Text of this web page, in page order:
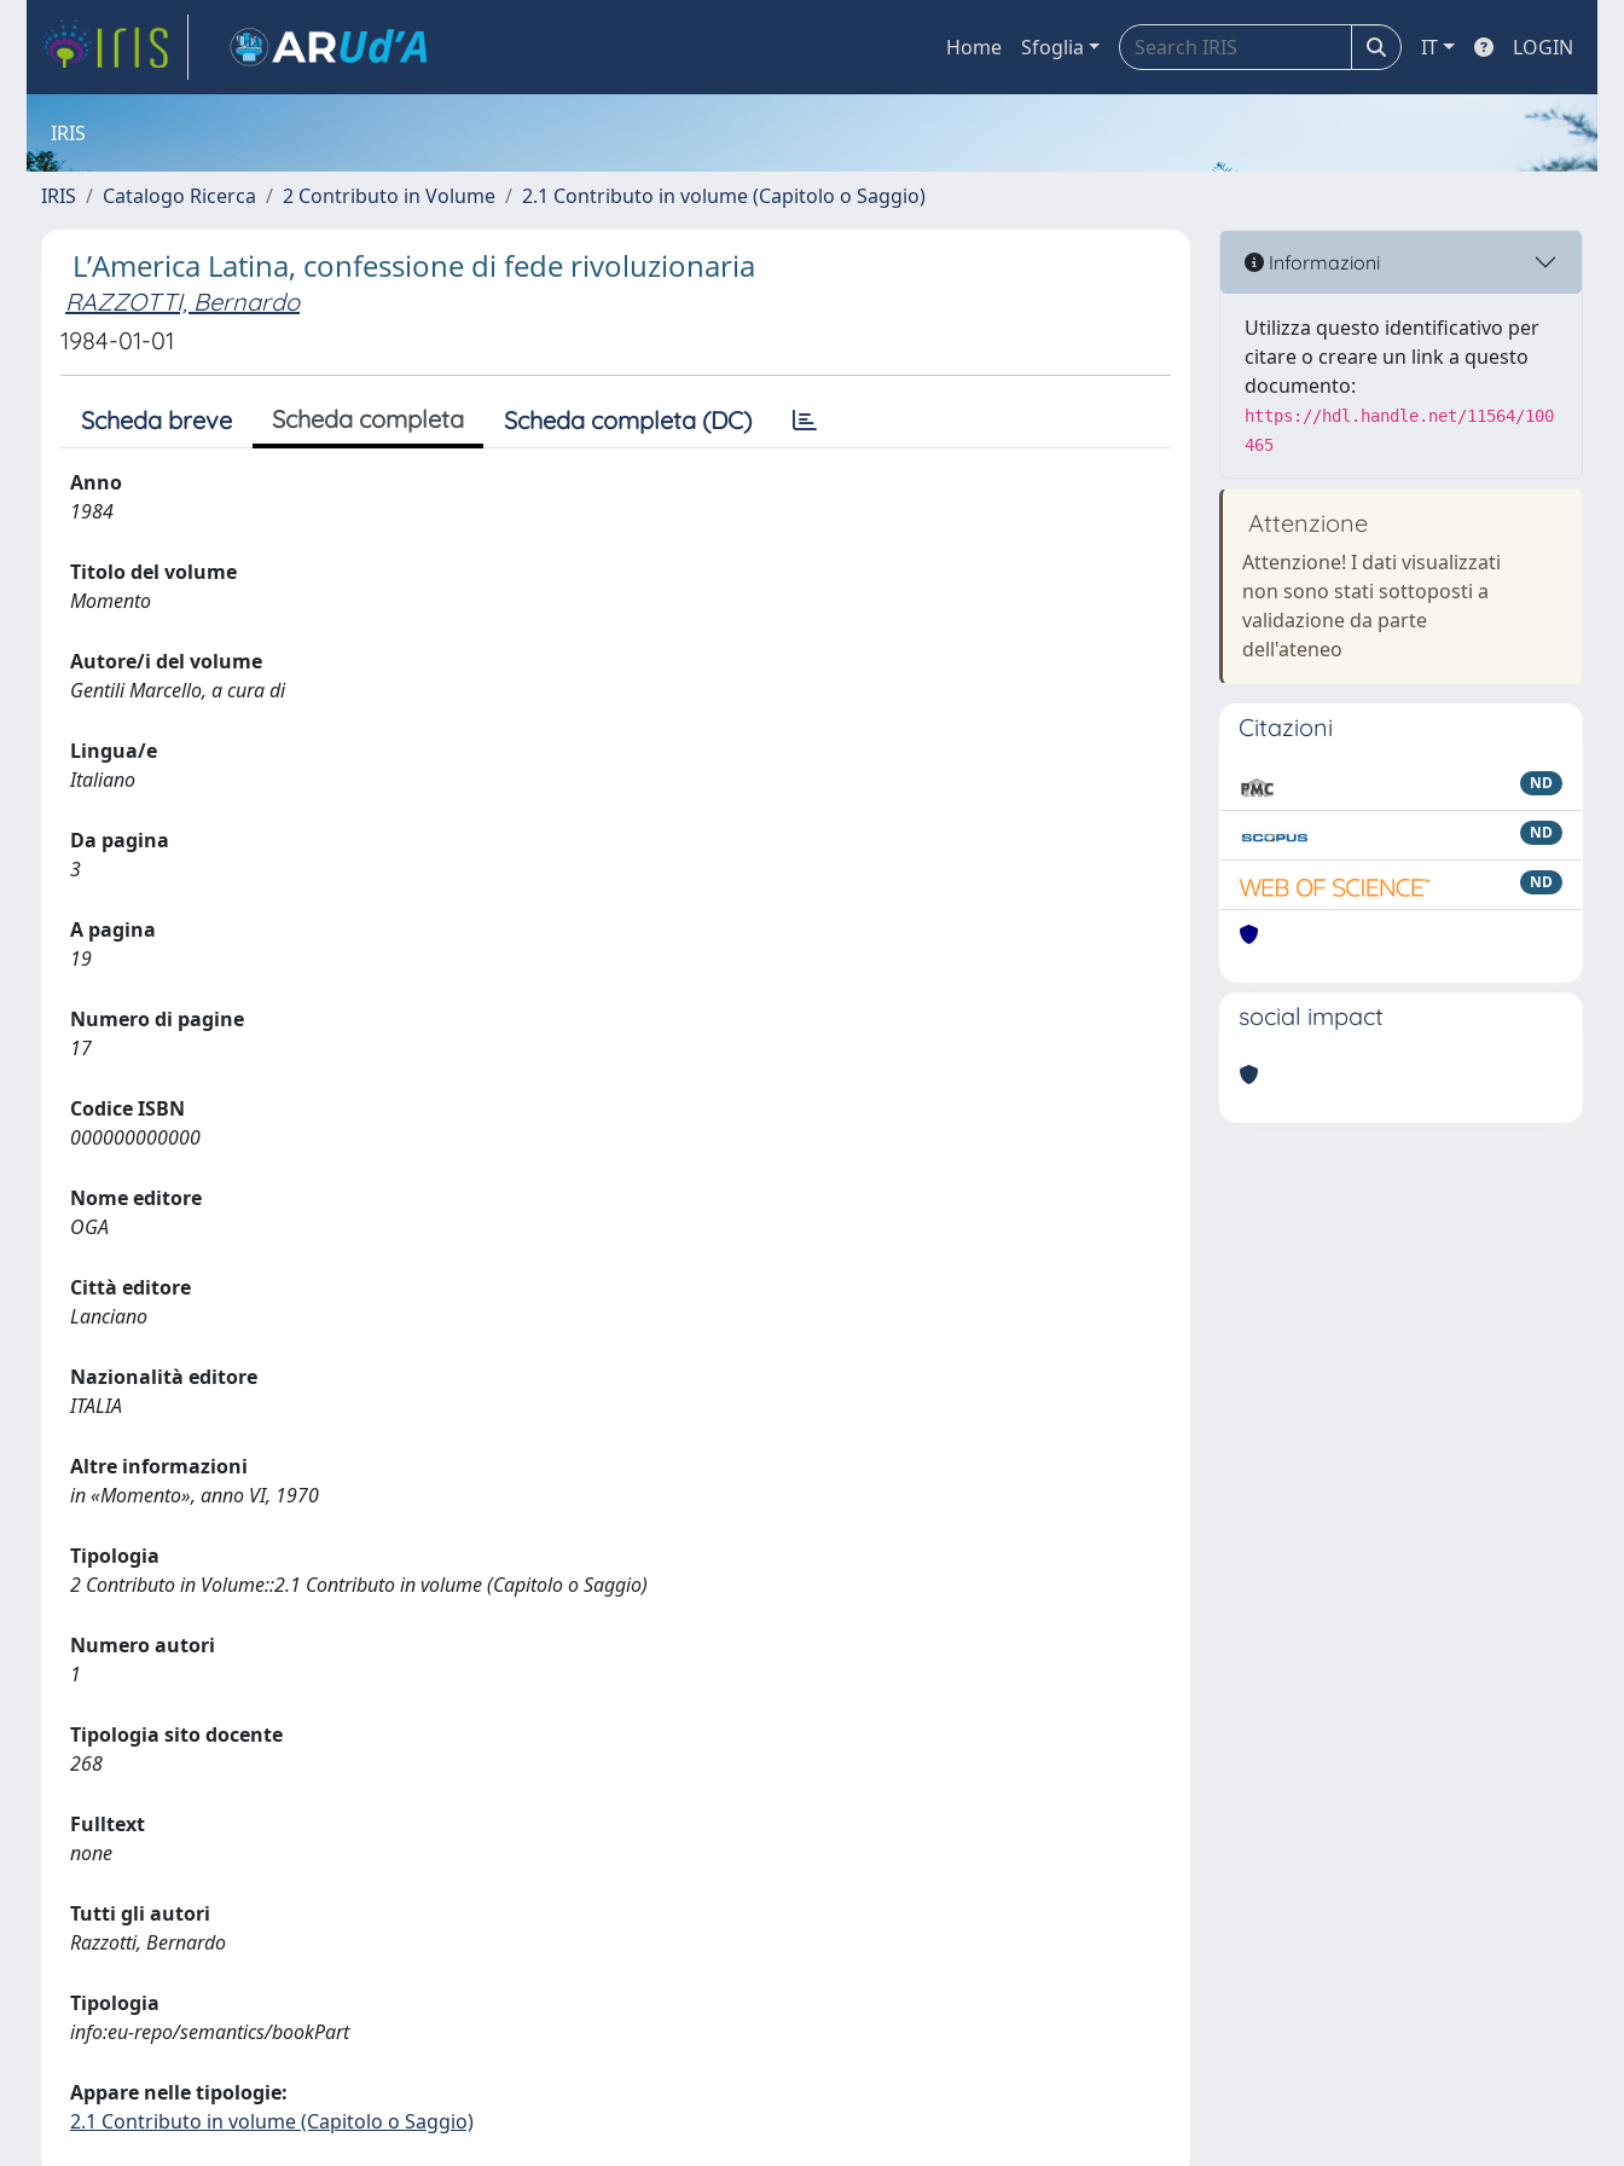
Home Sfoglia IT LOGIN
IRIS
IRIS Catalogo Ricerca 2 Contributo in Volume 2.1 Contributo in volume (Capitolo o Saggio)
L’America Latina, confessione di fede rivoluzionaria
RAZZOTTI, Bernardo
1984-01-01
Scheda breve Scheda completa Scheda completa (DC)
Anno
1984
Titolo del volume
Momento
Autore/i del volume
Gentili Marcello, a cura di
Lingua/e
Italiano
Da pagina
3
A pagina
19
Numero di pagine
17
Codice ISBN
000000000000
Nome editore
OGA
Città editore
Lanciano
Nazionalità editore
ITALIA
Altre informazioni
in «Momento», anno VI, 1970
Tipologia
2 Contributo in Volume::2.1 Contributo in volume (Capitolo o Saggio)
Numero autori
1
Tipologia sito docente
268
Fulltext
none
Tutti gli autori
Razzotti, Bernardo
Tipologia
info:eu-repo/semantics/bookPart
Appare nelle tipologie:
2.1 Contributo in volume (Capitolo o Saggio)
Informazioni
Utilizza questo identificativo per
citare o creare un link a questo
documento:
https://hdl.handle.net/11564/100
465
Attenzione
Attenzione! I dati visualizzati
non sono stati sottoposti a
validazione da parte
dell'ateneo
Citazioni
ND
ND
ND
social impact